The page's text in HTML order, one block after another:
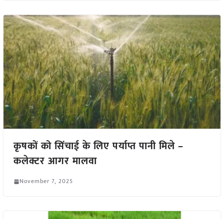
कृषकों को सिंचाई के लिए पर्याप्त पानी मिले –
कलेक्टर आगर मालवा
November 7, 2025